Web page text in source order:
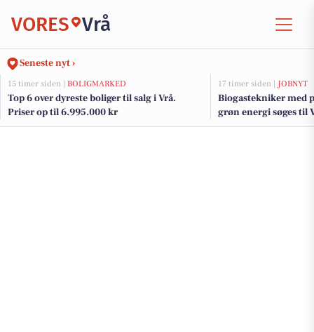
VORES Vrå
Seneste nyt ›
15 timer siden | BOLIGMARKED
Top 6 over dyreste boliger til salg i Vrå.
Priser op til 6.995.000 kr
17 timer siden | JOBNYT
Biogastekniker med
grøn energi søges til